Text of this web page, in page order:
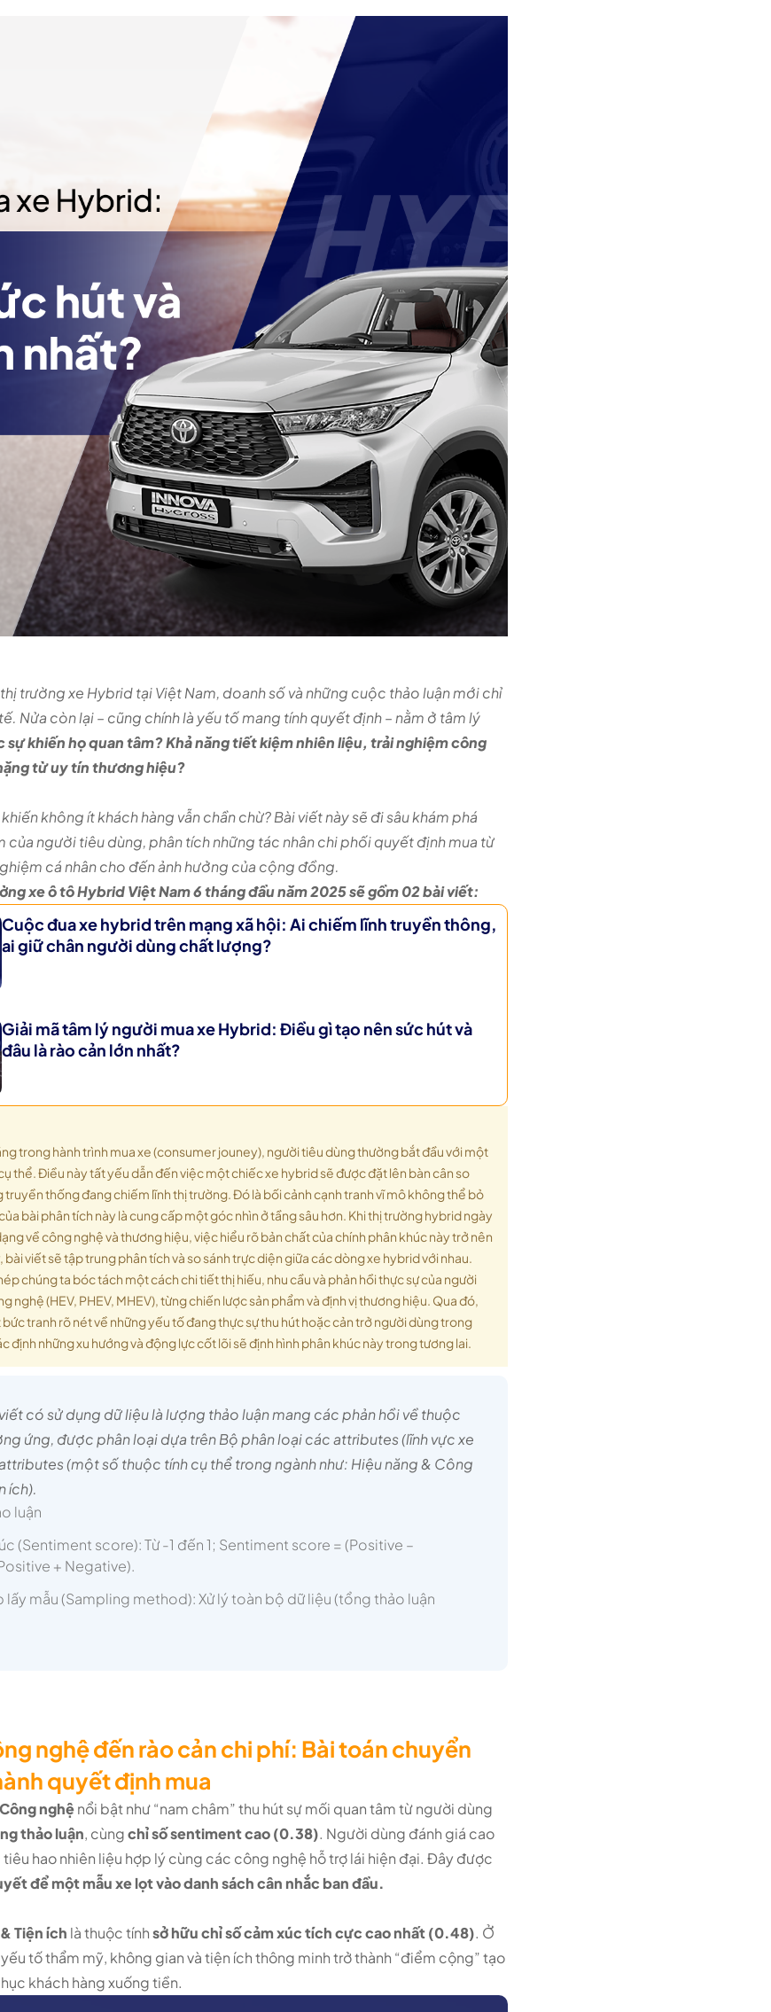
trường xe Hybrid tại Việt Nam, doanh số và những cuộc thảo luận mới chỉ
Nửa còn lại – cũng chính là yếu tố mang tính quyết định – nằm ở tâm lý
sự khiến họ quan tâm? Khả năng tiết kiệm nhiên liệu, trải nghiệm công
từ uy tín thương hiệu?
không ít khách hàng vẫn chần chừ? Bài viết này sẽ đi sâu khám phá
của người tiêu dùng, phân tích những tác nhân chi phối quyết định mua từ
cá nhân cho đến ảnh hưởng của cộng đồng.
xe ô tô Hybrid Việt Nam 6 tháng đầu năm 2025 sẽ gồm02 bài viết:
Cuộc đua xe hybrid trên mạng xã hội: Ai chiếm lĩnh truyền thông,
ai giữ chân người dùng chất lượng? ​
Giải mã tâm lý người mua xe Hybrid: Điều gì tạo nên sức hút và
đâu là rào cản lớn nhất?
trong hành trình mua xe (consumer jouney), người tiêu dùng thường bắt đầu với một
thể. Điều này tất yếu dẫn đến việc một chiếc xe hybrid sẽ được đặt lên bàn cân so
truyền thống đang chiếm lĩnh thị trường. Đó là bối cảnh cạnh tranh vĩ mô không thể bỏ
bài phân tích này là cung cấp một góc nhìn ở tầng sâu hơn. Khi thị trường hybrid ngày
về công nghệ và thương hiệu, việc hiểu rõ bản chất của chính phân khúc này trở nên
bài viết sẽ tập trung phân tích và so sánh trực diện giữa các dòng xe hybrid với nhau.
chúng ta bóc tách một cách chi tiết thị hiếu, nhu cầu và phản hồi thực sự của người
nghệ (HEV, PHEV, MHEV), từng chiến lược sản phẩm và định vị thương hiệu. Qua đó,
tranh rõ nét về những yếu tố đang thực sự thu hút hoặc cản trở người dùng trong
định những xu hướng và động lực cốt lõi sẽ định hình phân khúc này trong tương lai.
có sử dụng dữ liệu là lượng thảo luận mang các phản hồi về thuộc
ứng, được phân loại dựa trên Bộ phân loại các attributes (lĩnh vực xe
(một số thuộc tính cụ thể trong ngành như: Hiệu năng & Công
ích).
luận
(Sentiment score): Từ -1 đến 1; Sentiment score = (Positive –
+ Negative).
lấy mẫu (Sampling method): Xử lý toàn bộ dữ liệu (tổng thảo luận
nghệ đến rào cản chi phí: Bài toán chuyển
quyết định mua
nghệnổi bật như “nam châm” thu hút sự mối quan tâm từ người dùng
thảo luận, cùngchỉ số sentiment cao (0.38). Người dùng đánh giá cao
tiêu hao nhiên liệu hợp lý cùng các công nghệ hỗ trợ lái hiện đại. Đây được
để một mẫu xe lọt vào danh sách cân nhắc ban đầu.
Tiện ích là thuộc tínhsở hữu chỉ số cảm xúc tích cực cao nhất (0.48). Ở
tố thẩm mỹ, không gian và tiện ích thông minh trở thành “điểm cộng” tạo
khách hàng xuống tiền.